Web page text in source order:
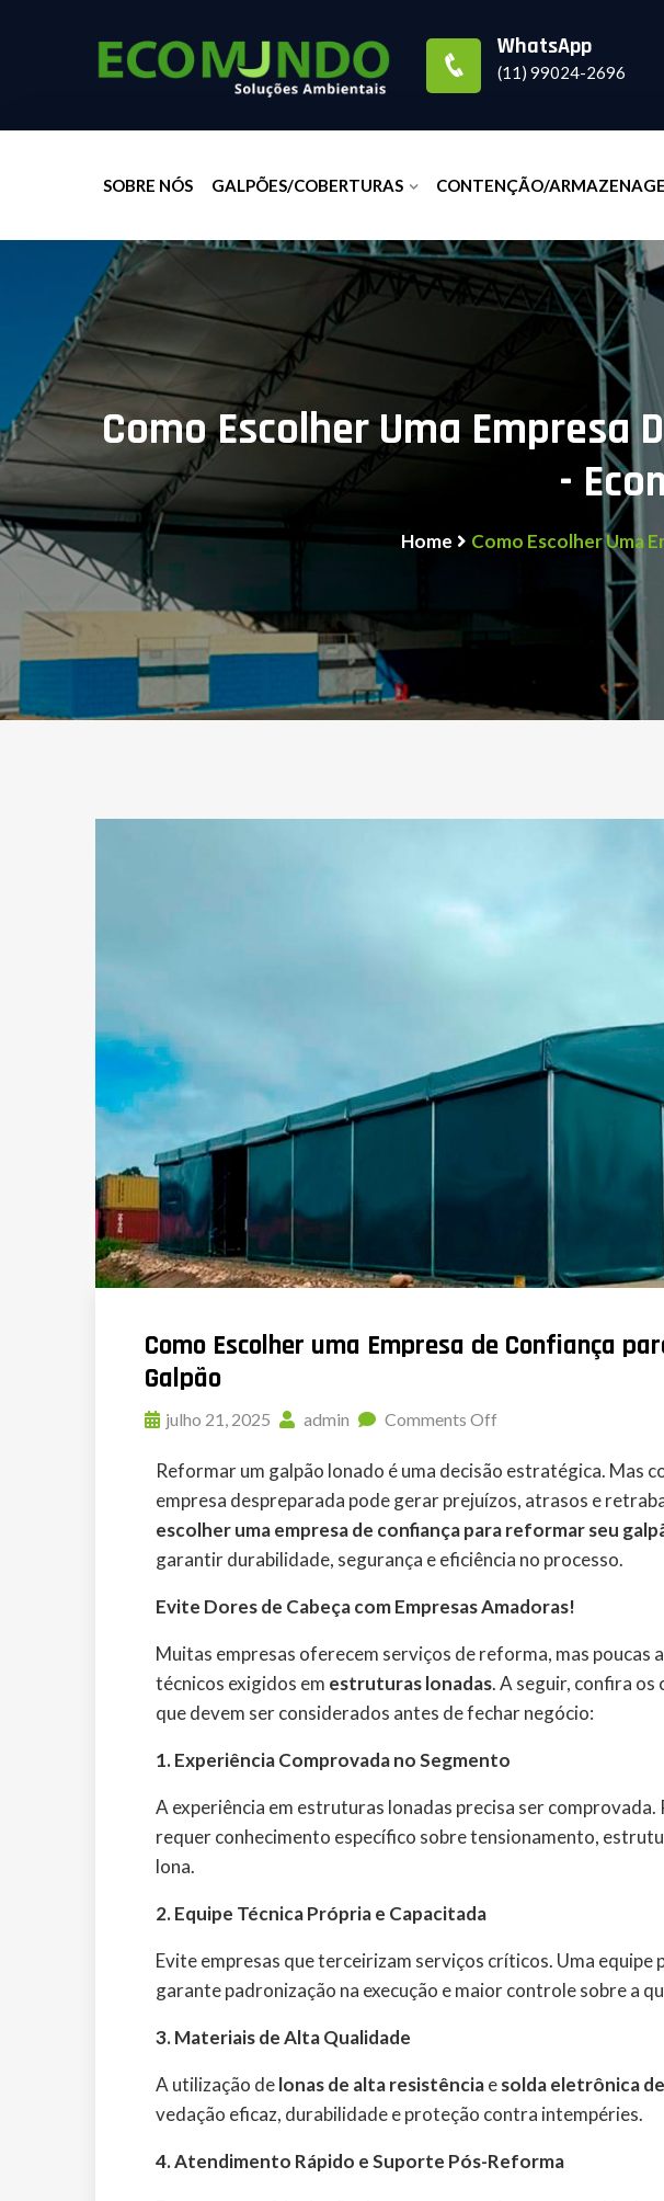
WhatsApp
(11) 99024-2696
SOBRE NÓS GALPÕES/COBERTURAS CONTENÇÃO/
Como Escolher Uma Empresa
-
Home Como Escolher Uma
Como Escolher uma Empresa de Confiança
Galpão
julho 21, 2025 admin Comments Off
Reformar um galpão lonado é uma decisão estratégica. Mas
empresa despreparada pode gerar prejuízos, atrasos e
escolher uma empresa de confiança para reformar seu
garantir durabilidade, segurança e eficiência no processo.
Evite Dores de Cabeça com Empresas Amadoras!
Muitas empresas oferecem serviços de reforma, mas poucas
técnicos exigidos em estruturas lonadas. A seguir, confira
que devem ser considerados antes de fechar negócio:
1. Experiência Comprovada no Segmento
A experiência em estruturas lonadas precisa ser comprovada.
requer conhecimento específico sobre tensionamento,
lona.
2. Equipe Técnica Própria e Capacitada
Evite empresas que terceirizam serviços críticos. Uma equipe
garante padronização na execução e maior controle sobre a
3. Materiais de Alta Qualidade
A utilização delonas de alta resistênciaesolda eletrônica
vedação eficaz, durabilidade e proteção contra intempéries.
4. Atendimento Rápido e Suporte Pós-Reforma